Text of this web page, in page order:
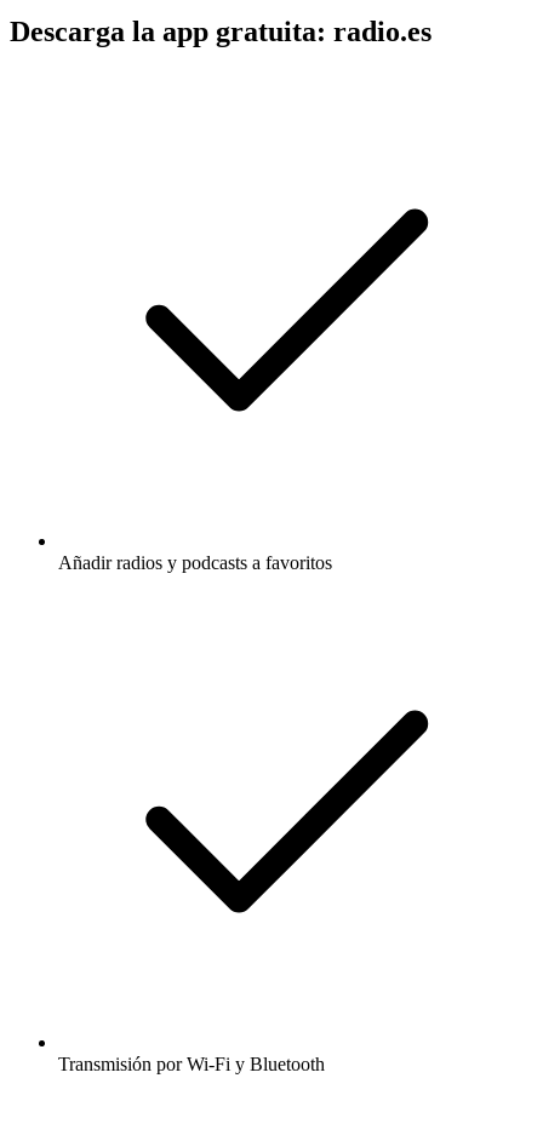
Descarga la app gratuita: radio.es
Añadir radios y podcasts a favoritos
Transmisión por Wi-Fi y Bluetooth